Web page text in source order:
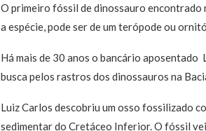
O primeiro fóssil de dinossauro encontrado
a espécie, pode ser de um terópode ou
Há mais de 30 anos o bancário aposentado
busca pelos rastros dos dinossauros na
Luiz Carlos descobriu um osso fossilizado
sedimentar do Cretáceo Inferior. O fóssil